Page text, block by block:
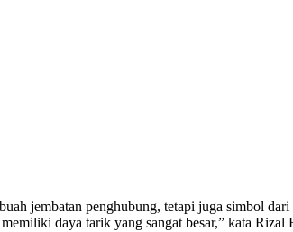
jembatan penghubung, tetapi juga simbol
daya tarik yang sangat besar,” kata